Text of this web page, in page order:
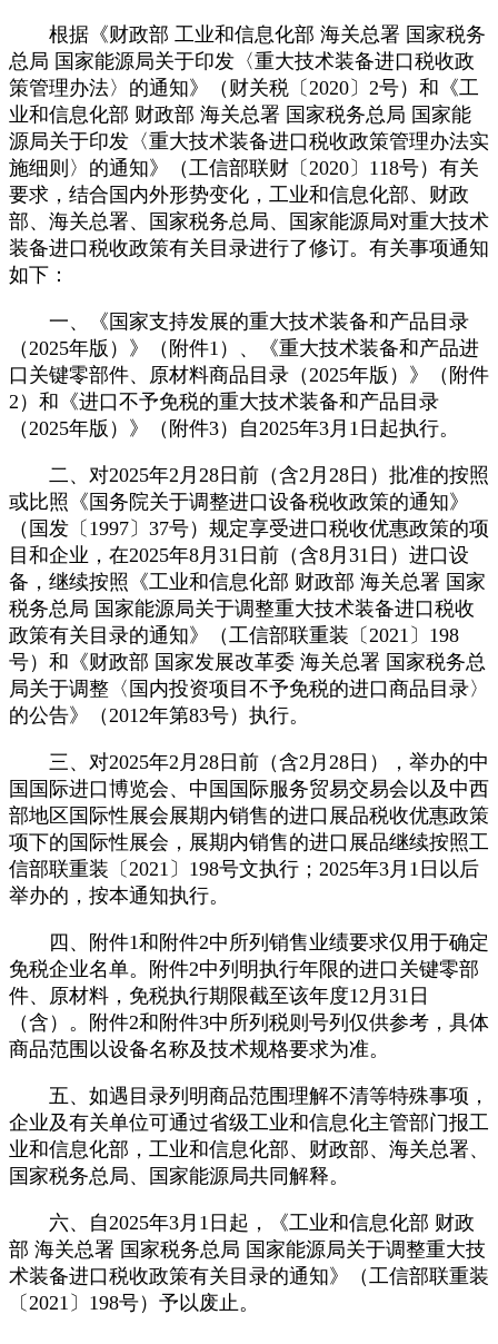
根据《财政部 工业和信息化部 海关总署 国家税务
总局 国家能源局关于印发〈重大技术装备进口税收政
策管理办法〉的通知》（财关税〔2020〕2号）和《工
业和信息化部 财政部 海关总署 国家税务总局 国家能
源局关于印发〈重大技术装备进口税收政策管理办法实
施细则〉的通知》（工信部联财〔2020〕118号）有关
要求，结合国内外形势变化，工业和信息化部、财政
部、海关总署、国家税务总局、国家能源局对重大技术
装备进口税收政策有关目录进行了修订。有关事项通知
如下：
一、《国家支持发展的重大技术装备和产品目录
（2025年版）》（附件1）、《重大技术装备和产品进
口关键零部件、原材料商品目录（2025年版）》（附件
2）和《进口不予免税的重大技术装备和产品目录
（2025年版）》（附件3）自2025年3月1日起执行。
二、对2025年2月28日前（含2月28日）批准的按照
或比照《国务院关于调整进口设备税收政策的通知》
（国发〔1997〕37号）规定享受进口税收优惠政策的项
目和企业，在2025年8月31日前（含8月31日）进口设
备，继续按照《工业和信息化部 财政部 海关总署 国家
税务总局 国家能源局关于调整重大技术装备进口税收
政策有关目录的通知》（工信部联重装〔2021〕198
号）和《财政部 国家发展改革委 海关总署 国家税务总
局关于调整〈国内投资项目不予免税的进口商品目录〉
的公告》（2012年第83号）执行。
三、对2025年2月28日前（含2月28日），举办的中
国国际进口博览会、中国国际服务贸易交易会以及中西
部地区国际性展会展期内销售的进口展品税收优惠政策
项下的国际性展会，展期内销售的进口展品继续按照工
信部联重装〔2021〕198号文执行；2025年3月1日以后
举办的，按本通知执行。
四、附件1和附件2中所列销售业绩要求仅用于确定
免税企业名单。附件2中列明执行年限的进口关键零部
件、原材料，免税执行期限截至该年度12月31日
（含）。附件2和附件3中所列税则号列仅供参考，具体
商品范围以设备名称及技术规格要求为准。
五、如遇目录列明商品范围理解不清等特殊事项，
企业及有关单位可通过省级工业和信息化主管部门报工
业和信息化部，工业和信息化部、财政部、海关总署、
国家税务总局、国家能源局共同解释。
六、自2025年3月1日起，《工业和信息化部 财政
部 海关总署 国家税务总局 国家能源局关于调整重大技
术装备进口税收政策有关目录的通知》（工信部联重装
〔2021〕198号）予以废止。